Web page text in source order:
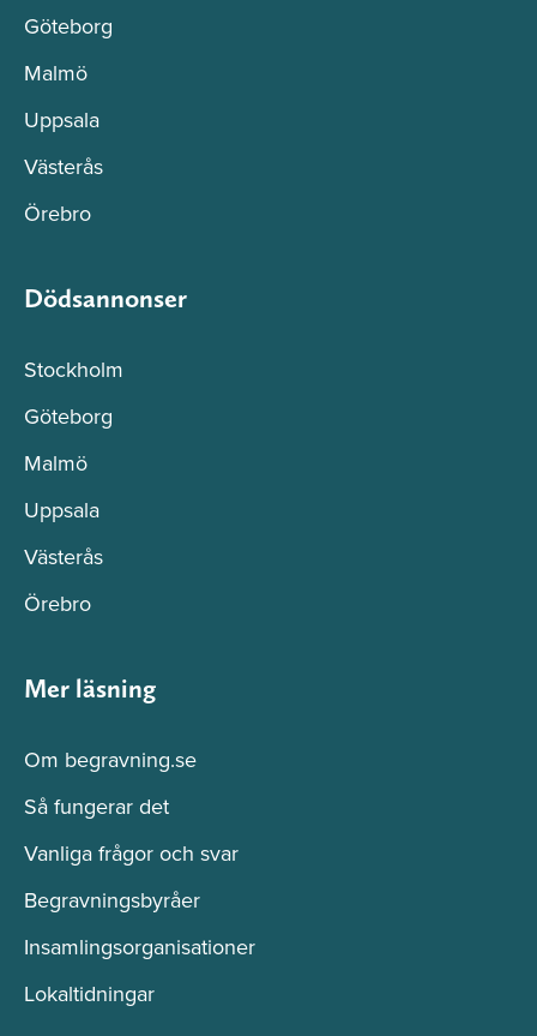
Göteborg
Malmö
Uppsala
Västerås
Örebro
Dödsannonser
Stockholm
Göteborg
Malmö
Uppsala
Västerås
Örebro
Mer läsning
Om begravning.se
Så fungerar det
Vanliga frågor och svar
Begravningsbyråer
Insamlingsorganisationer
Lokaltidningar